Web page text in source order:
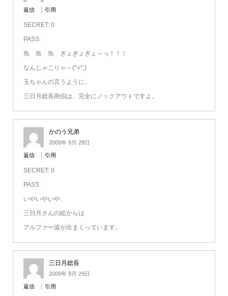
返信 引用
SECRET: 0
PASS:
魚 魚 魚 ぎょぎょぎょ～っ！！！
なんじゃこりゃ～(*○*;)
玉ちゃんの言うように、
三日月総長画伯は、完全にノックアウトですよ。
かのう兄弟
2009年 9月 28日
返信 引用
SECRET: 0
PASS:
いやいやいや、
三日月さんの絵からは
アルファー波が出まくっています。
三日月総長
2009年 9月 29日
返信 引用